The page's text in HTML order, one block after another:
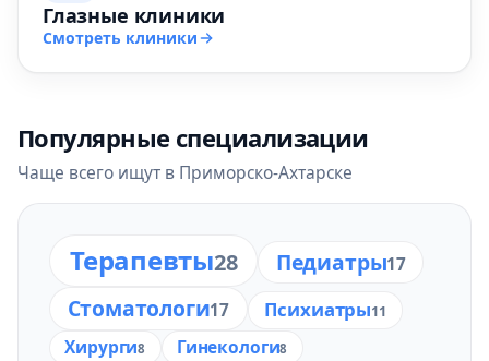
Глазные клиники
Смотреть клиники
Популярные специализации
Чаще всего ищут в Приморско-Ахтарске
Терапевты28 Педиатры17
Стоматологи17 Психиатры11
Хирурги8 Гинекологи8